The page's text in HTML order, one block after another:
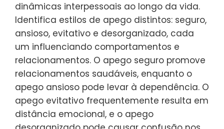
dinâmicas interpessoais ao longo da vida.
Identifica estilos de apego distintos: seguro,
ansioso, evitativo e desorganizado, cada
um influenciando comportamentos e
relacionamentos. O apego seguro promove
relacionamentos saudáveis, enquanto o
apego ansioso pode levar à dependência. O
apego evitativo frequentemente resulta em
distância emocional, e o apego